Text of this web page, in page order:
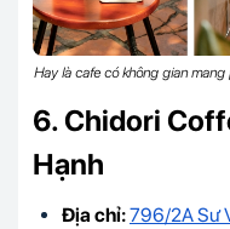
Hay là cafe có không gian
6. Chidori
Hạnh
Địa chỉ:796/2A Sư